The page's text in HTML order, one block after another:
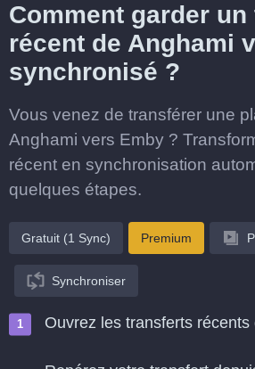
Comment garder
récent de Anghami
synchronisé ?
Vous venez de transférer une
Anghami vers Emby ?
récent en synchronisation
quelques étapes.
Gratuit (1 Sync) Premium
Synchroniser
Ouvrez les transferts récents